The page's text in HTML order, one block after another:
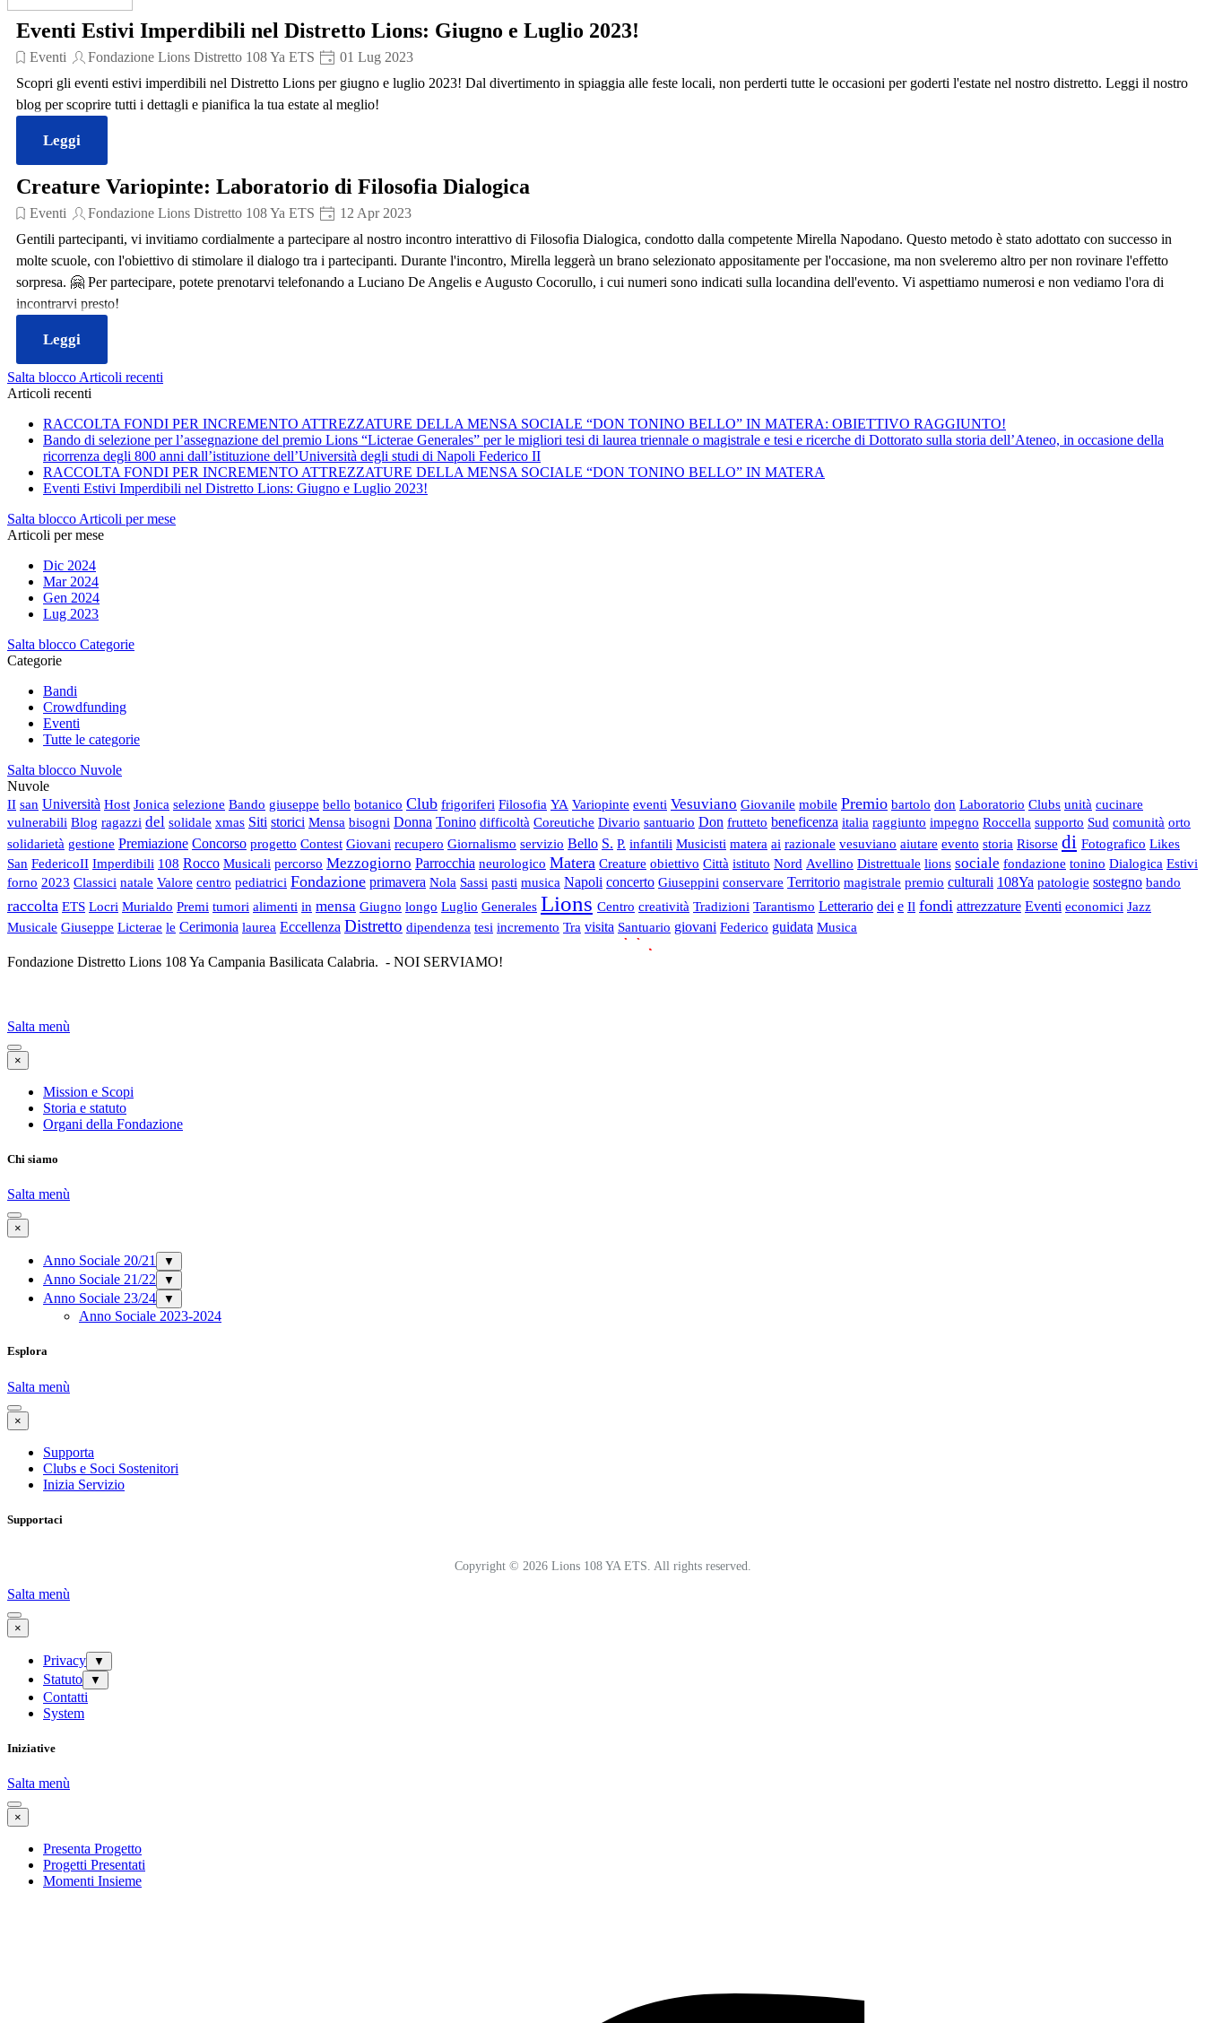
Eventi Estivi Imperdibili nel Distretto Lions: Giugno e Luglio 2023!
Eventi Fondazione Lions Distretto 108 Ya ETS
01 Lug 2023
Scopri gli eventi estivi imperdibili nel Distretto Lions per giugno e luglio 2023! Dal divertimento in spiaggia alle feste locali, non perderti tutte le occasioni per goderti l'estate nel nostro distretto. Leggi il nostro
blog per scoprire tutti i dettagli e pianifica la tua estate al meglio!
Leggi
Creature Variopinte: Laboratorio di Filosofia Dialogica
Eventi Fondazione Lions Distretto 108 Ya ETS
12 Apr 2023
Gentili partecipanti, vi invitiamo cordialmente a partecipare al nostro incontro interattivo di Filosofia Dialogica, condotto dalla competente Mirella Napodano. Questo metodo è stato adottato con successo in
molte scuole, con l'obiettivo di stimolare il dialogo tra i partecipanti. Durante l'incontro, Mirella leggerà un brano selezionato appositamente per l'occasione, ma non sveleremo altro per non rovinare l'effetto
sorpresa. 🤗 Per partecipare, potete prenotarvi telefonando a Luciano De Angelis e Augusto Cocorullo, i cui numeri sono indicati sulla locandina dell'evento. Vi aspettiamo numerosi e non vediamo l'ora di
incontrarvi presto!
Leggi
Salta blocco Articoli recenti
Articoli recenti
RACCOLTA FONDI PER INCREMENTO ATTREZZATURE DELLA MENSA SOCIALE “DON TONINO BELLO” IN MATERA: OBIETTIVO RAGGIUNTO!
Bando di selezione per l’assegnazione del premio Lions “Licterae Generales” per le migliori tesi di laurea triennale o magistrale e tesi e ricerche di Dottorato sulla storia dell’Ateneo, in occasione della
ricorrenza degli 800 anni dall’istituzione dell’Università degli studi di Napoli Federico II
RACCOLTA FONDI PER INCREMENTO ATTREZZATURE DELLA MENSA SOCIALE “DON TONINO BELLO” IN MATERA
Eventi Estivi Imperdibili nel Distretto Lions: Giugno e Luglio 2023!
Salta blocco Articoli per mese
Articoli per mese
Dic 2024
Mar 2024
Gen 2024
Lug 2023
Salta blocco Categorie
Categorie
Bandi
Crowdfunding
Eventi
Tutte le categorie
Salta blocco Nuvole
Nuvole
II san Università Host Jonica selezione Bando giuseppe bello botanico Club frigoriferi Filosofia YA Variopinte eventi Vesuviano Giovanile mobile Premio bartolo don Laboratorio Clubs unità cucinare
vulnerabili Blog ragazzi del solidale xmas Siti storici Mensa bisogni Donna Tonino difficoltà Coreutiche Divario santuario Don frutteto beneficenza italia raggiunto impegno Roccella supporto Sud comunità orto
solidarietà gestione Premiazione Concorso progetto Contest Giovani recupero Giornalismo servizio Bello S. P. infantili Musicisti matera ai razionale vesuviano aiutare evento storia Risorse di Fotografico Likes
San FedericoII Imperdibili 108 Rocco Musicali percorso Mezzogiorno Parrocchia neurologico Matera Creature obiettivo Città istituto Nord Avellino Distrettuale lions sociale fondazione tonino Dialogica Estivi
forno 2023 Classici natale Valore centro pediatrici Fondazione primavera Nola Sassi pasti musica Napoli concerto Giuseppini conservare Territorio magistrale premio culturali 108Ya patologie sostegno bando
raccolta ETS Locri Murialdo Premi tumori alimenti in mensa Giugno longo Luglio Generales Lions Centro creatività Tradizioni Tarantismo Letterario dei e Il fondi attrezzature Eventi economici Jazz
Musicale Giuseppe Licterae le Cerimonia laurea Eccellenza Distretto dipendenza tesi incremento Tra visita Santuario giovani Federico guidata Musica
Fondazione Distretto Lions 108 Ya Campania Basilicata Calabria. - NOI SERVIAMO!
Salta menù
×
Mission e Scopi
Storia e statuto
Organi della Fondazione
Chi siamo
Salta menù
×
Anno Sociale 20/21 ▼
Anno Sociale 21/22 ▼
Anno Sociale 23/24 ▼
Anno Sociale 2023-2024
Esplora
Salta menù
×
Supporta
Clubs e Soci Sostenitori
Inizia Servizio
Supportaci
Copyright © 2026 Lions 108 YA ETS. All rights reserved.
Salta menù
×
Privacy ▼
Statuto ▼
Contatti
System
Iniziative
Salta menù
×
Presenta Progetto
Progetti Presentati
Momenti Insieme